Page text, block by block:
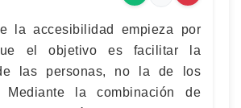
la accesibilidad empieza por
el objetivo es facilitar la
las personas, no la de los
Mediante la combinación de